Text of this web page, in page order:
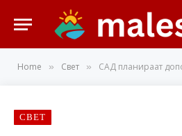
Home » Свет » САД планираат дополнителни тарифи од 10% за
СВЕТ